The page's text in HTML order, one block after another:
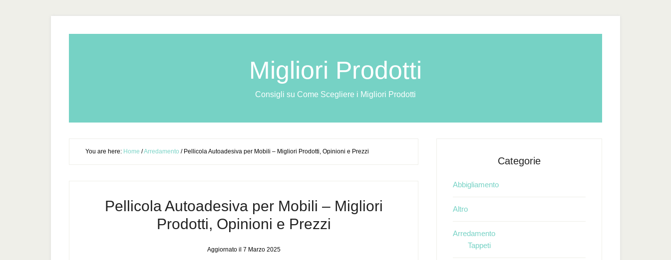
Migliori Prodotti
Consigli su Come Scegliere i Migliori Prodotti
You are here: Home /Arredamento /Pellicola Autoadesiva per Mobili – Migliori Prodotti, Opinioni e Prezzi
Pellicola Autoadesiva per Mobili – Migliori
Prodotti, Opinioni e Prezzi
Aggiornato il 7 Marzo 2025
Categorie
Abbigliamento
Altro
Arredamento
Tappeti